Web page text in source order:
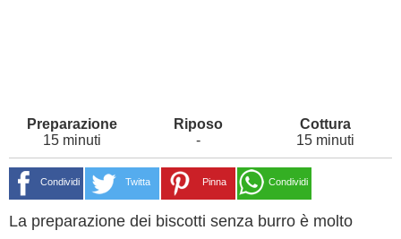
15 minuti - 15 minuti
Condividi Twitta Pinna Condividi
La preparazione dei biscotti senza burro è molto